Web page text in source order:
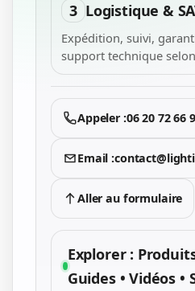
3 Logistique &
Expédition, suivi,
support technique
Appeler :06 20 72 66
Email :
Aller au formulaire
Explorer :
Guides • Vidéos •